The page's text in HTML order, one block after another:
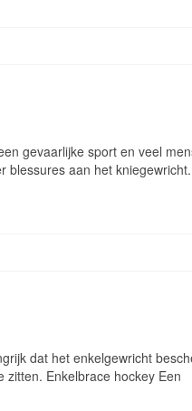
gevaarlijke sport en veel
blessures aan het
dat het enkelgewricht
Enkelbrace hockey Een